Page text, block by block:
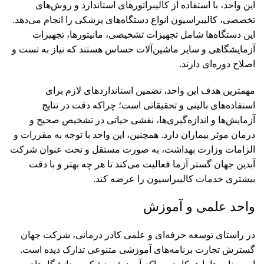
این واحد، با استفاده از کالیبراتورهای استاندارد و روش‌های
تخصصی، کالیبراسیون انواع دستگاه‌های پزشکی را انجام می‌دهد.
این دستگاه‌ها شامل تجهیزات تشخیصی، مانیتورها، تجهیزات
آزمایشگاهی و سایر ماشین‌آلات حساس هستند که نیاز به تست و
اصلاح دوره‌ای دارند.
مهمترین هدف این واحد، تضمین استانداردهای لازم برای
استفاده‌های بالینی و تحقیقاتی است؛ چراکه دقت در نتایج
آزمایش‌ها و اندازه‌گیری‌ها، نقشی حیاتی در تشخیص صحیح و
درمان موثر بیماران دارد. همچنین، این واحد با توجه به مقررات و
الزامات وزارت بهداشت، به صورت مستقل و تحت عنوان شرکت
آبدین جهان گستر آزما فعالیت می‌کند تا هر چه بهتر و با دقت
بیشتری خدمات کالیبراسیون را عرضه کند.
واحد علمی و آموزش
در راستای توسعه حرفه‌ای و علمی کادر درمانی، شرکت جهان
گسترش تجارت برنامه‌های آموزشی متنوعی تدارک دیده است.